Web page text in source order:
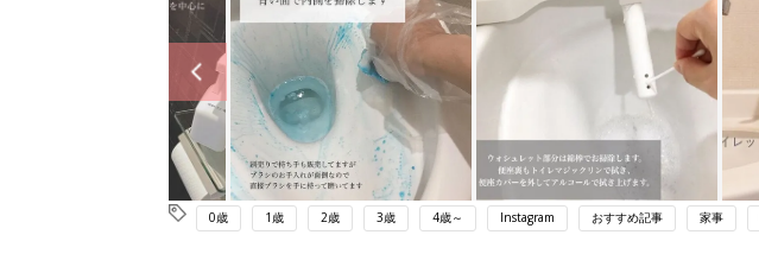
0歳 1歳 2歳 3歳 4歳～ Instagram おすすめ記事 家事